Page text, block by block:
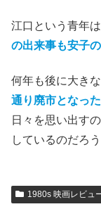
江口という青年
の出来事も安子
何年も後に大き
通り廃市となった
日々を思い出す
しているのだろう
1980s 映画レビュ